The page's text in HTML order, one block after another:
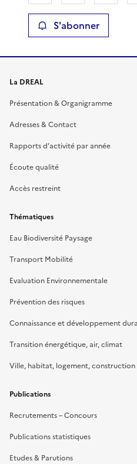
S'abonner
La DREAL
Présentation & Organigramme
Adresses & Contact
Rapports d’activité par année
Écoute qualité
Accès restreint
Thématiques
Eau Biodiversité Paysage
Transport Mobilité
Evaluation Environnementale
Prévention des risques
Connaissance et développement
Transition énergétique, air, climat
Ville, habitat, logement, construction
Publications
Recrutements – Concours
Publications statistiques
Etudes & Parutions